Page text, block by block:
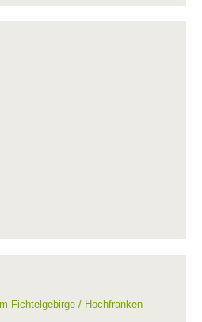
Fichtelgebirge / Hochfranken